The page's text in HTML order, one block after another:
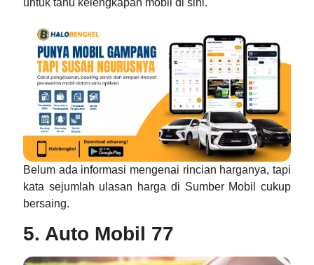
Belum ada informasi mengenai rincian harganya, tapi
kata sejumlah ulasan harga di Sumber Mobil cukup
bersaing.
5. Auto Mobil 77